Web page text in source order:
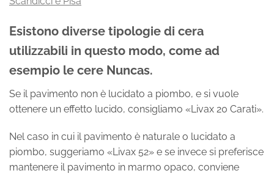
Esistono diverse tipologie di cera
utilizzabili in questo modo, come ad
esempio le cere Nuncas.
Se il pavimento non è lucidato a piombo, e si vuole
ottenere un effetto lucido, consigliamo «Livax 20 Carati».
Nel caso in cui il pavimento è naturale o lucidato a
piombo, suggeriamo «Livax 52» e se invece si preferisce
mantenere il pavimento in marmo opaco, conviene